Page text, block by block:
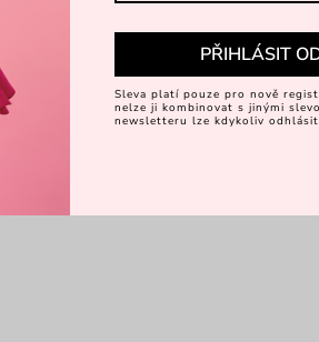
PŘIHLÁSIT
Sleva platí pouze pro nově
nelze ji kombinovat s jinými
newsletteru lze kdykoliv